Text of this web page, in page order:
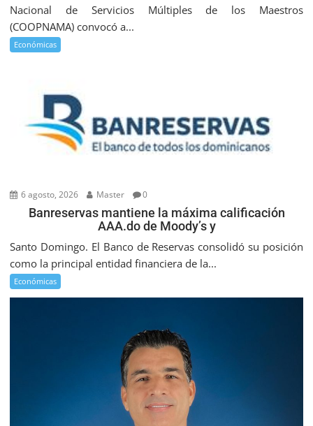
Nacional de Servicios Múltiples de los Maestros
(COOPNAMA) convocó a...
Económicas
6 agosto, 2026 Master 0
Banreservas mantiene la máxima calificación
AAA.do de Moody’s y
Santo Domingo. El Banco de Reservas consolidó su posición
como la principal entidad financiera de la...
Económicas